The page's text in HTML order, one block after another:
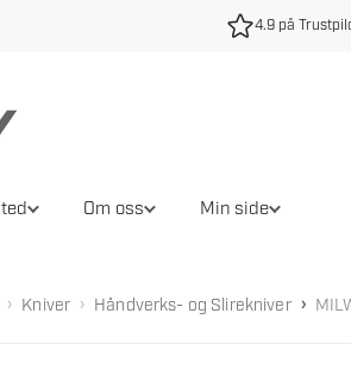
4.9 på
Om oss Min side
› Kniver › Håndverks- og Slirekniver ›